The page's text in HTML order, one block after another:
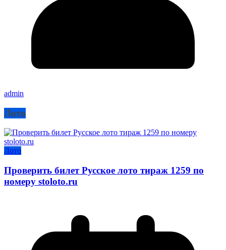
admin
Лото
Лото
Проверить билет Русское лото тираж 1259 по
номеру stoloto.ru